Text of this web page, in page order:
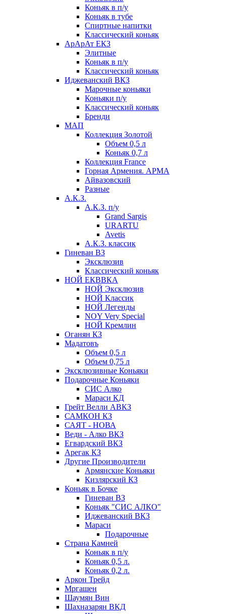
Коньяк в п/у
Коньяк в тубе
Спиртные напитки
Классический коньяк
АрАрАт ЕКЗ
Элитные
Коньяк в п/у
Классический коньяк
Иджеванский ВКЗ
Марочные коньяки
Коньяки п/у
Классический коньяк
Бренди
МАП
Коллекция Золотой
Объем 0,5 л
Коньяк 0,7 л
Коллекция France
Горная Армения. АРМА
Айвазовский
Разные
А.К.З.
А.К.З. п/у
Grand Sargis
URARTU
Avetis
А.К.З. классик
Гиневан ВЗ
Эксклюзив
Классический коньяк
НОЙ ЕКВВКА
НОЙ Эксклюзив
НОЙ Классик
НОЙ Легенды
NOY Very Speсial
НОЙ Кремлин
Оганян КЗ
Мадатовъ
Объем 0,5 л
Объем 0,75 л
Эксклюзивные Коньяки
Подарочные Коньяки
СИС Алко
Мараси КД
Грейт Велли АВКЗ
САМКОН КЗ
САЯТ - НОВА
Веди - Алко ВКЗ
Егвардский ВКЗ
Арегак КЗ
Другие Производители
Армянские Коньяки
Кизлярский КЗ
Коньяк в Бочке
Гиневан ВЗ
Коньяк "СИС АЛКО"
Иджеванский ВКЗ
Мараси
Подарочные
Страна Камней
Коньяк в п/у
Коньяк 0,5 л.
Коньяк 0,2 л.
Аркон Трейд
Мргашен
Шаумян Вин
Шахназарян ВКД